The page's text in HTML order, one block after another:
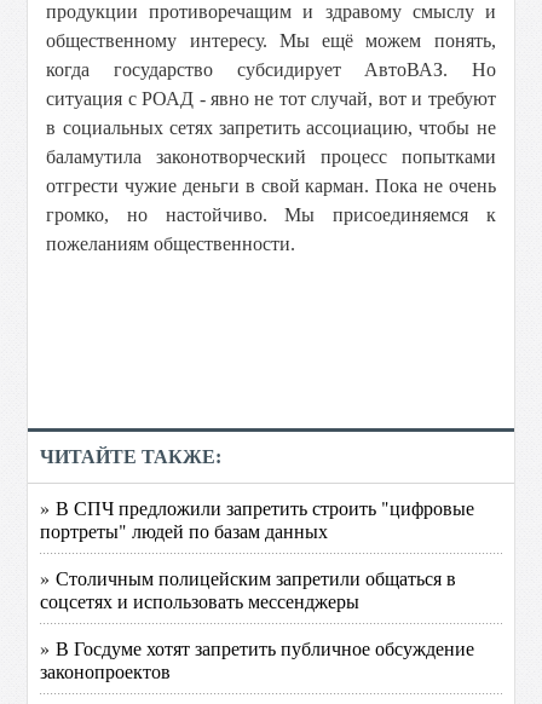
продукции противоречащим и здравому смыслу и
общественному интересу. Мы ещё можем понять,
когда государство субсидирует АвтоВАЗ. Но
ситуация с РОАД - явно не тот случай, вот и требуют
в социальных сетях запретить ассоциацию, чтобы не
баламутила законотворческий процесс попытками
отгрести чужие деньги в свой карман. Пока не очень
громко, но настойчиво. Мы присоединяемся к
пожеланиям общественности.
ЧИТАЙТЕ ТАКЖЕ:
» В СПЧ предложили запретить строить "цифровые
портреты" людей по базам данных
» Столичным полицейским запретили общаться в
соцсетях и использовать мессенджеры
» В Госдуме хотят запретить публичное обсуждение
законопроектов